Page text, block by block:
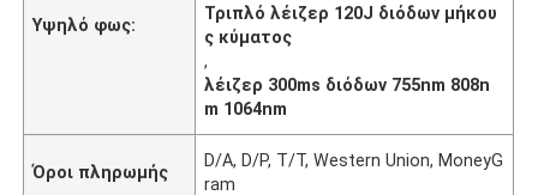
Υψηλό φως:
Τριπλό λέιζερ 120J διόδων μήκου
ς κύματος
,
λέιζερ 300ms διόδων 755nm 808n
m 1064nm
Όροι πληρωμής
D/A, D/P, T/T, Western Union, MoneyG
ram